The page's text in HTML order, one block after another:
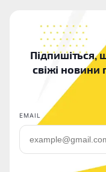
свіжі новини
EMAIL